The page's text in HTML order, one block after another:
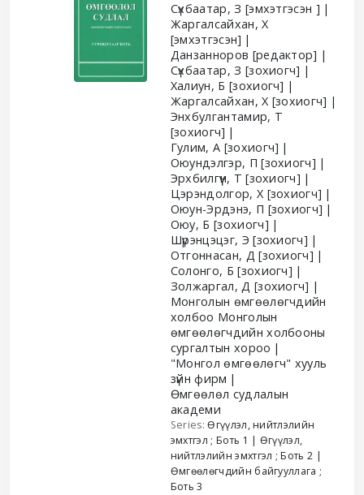
Сүхбаатар, З [эмхэтгэсэн ]
Жаргалсайхан, Х
[эмхэтгэсэн]
Данзанноров [редактор]
Сүхбаатар, З [зохиогч]
Халиун, Б [зохиогч]
Жаргалсайхан, Х [зохиогч]
Энхбулгантамир, Т
[зохиогч]
Гулим, А [зохиогч]
Оюундэлгэр, П [зохиогч]
Эрхбилгүүн, Т [зохиогч]
Цэрэндолгор, Х [зохиогч]
Оюун-Эрдэнэ, П [зохиогч]
Оюу, Б [зохиогч]
Шүрэнцэцэг, Э [зохиогч]
Отгоннасан, Д [зохиогч]
Солонго, Б [зохиогч]
Золжаргал, Д [зохиогч]
Монголын өмгөөлөгчдийн
холбоо Монголын
өмгөөлөгчдийн холбооны
сургалтын хороо
"Монгол өмгөөлөгч" хууль
зүйн фирм
Өмгөөлөл судлалын
академи
Series:Өгүүлэл, нийтлэлийн
эмхтгэл ; Боть 1 | Өгүүлэл,
нийтлэлийн эмхтгэл ; Боть 2 |
Өмгөөлөгчдийн байгууллага ;
Боть 3